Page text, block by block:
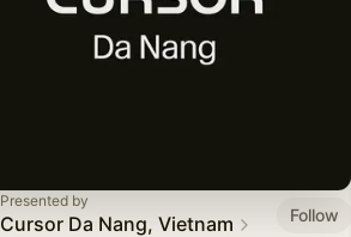
Presented by
Cursor Da Nang, Vietnam
Follow